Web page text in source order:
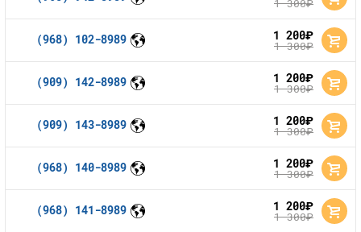
руб.
(968) 102-8989 1 200руб.
1 300руб.
(909) 142-8989 1 200руб.
1 300руб.
(909) 143-8989 1 200руб.
1 300руб.
(968) 140-8989 1 200руб.
1 300руб.
(968) 141-8989 1 200руб.
1 300руб.